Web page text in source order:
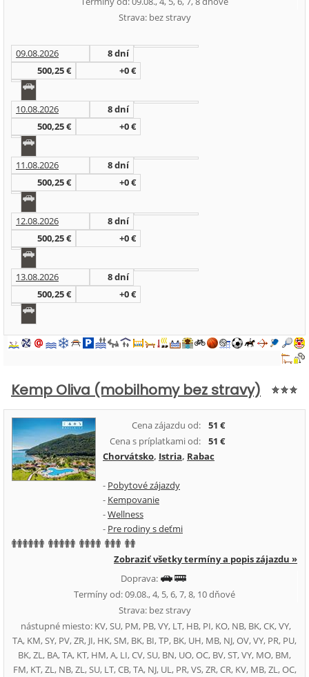
Strava: bez stravy
09.08.2026
8 dní
500,25 €
+0 €
10.08.2026
8 dní
500,25 €
+0 €
11.08.2026
8 dní
500,25 €
+0 €
12.08.2026
8 dní
500,25 €
+0 €
13.08.2026
8 dní
500,25 €
+0 €
Kemp Oliva (mobilhomy bez stravy)
Cena zájazdu od:
51 €
Cena s príplatkami od:
51 €
Chorvátsko, Istria, Rabac
- Pobytové zájazdy
- Kempovanie
-Wellness
- Pre rodiny s deťmi
Zobraziť všetky termíny a popis zájazdu »
Doprava:
Termíny od: 09.08., 4, 5, 6, 7, 8, 10 dňové
Strava: bez stravy
nástupné miesto: KV, SU, PM, PB, VY, LT, HB, PI, KO, NB, BK, CK, VY,
TA, KM, SY, PV, ZR, JI, HK, SM, BK, BI, TP, BK, UH, MB, NJ, OV, VY, PR, PU,
BK, ZL, BA, TA, KT, HM, A, LI, CV, SU, BN, UO, OC, BV, ST, VY, MO, BM,
FM, KT, ZL, NB, ZL, SU, LT, CB, TA, NJ, UL, PR, VS, ZR, CR, KV, MB, ZL, OC,